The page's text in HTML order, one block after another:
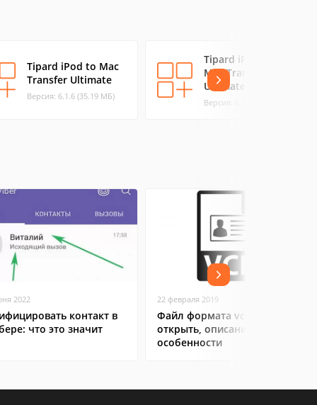
Tipard iPod to Mac
Transfer Ultimate
Версия: 6.1.6 (35.19 МБ)
Tipard iPhone 4 to
Mac Transfer
Ultimate
Версия: 6.1.6 (35.17 МБ)
2022
контакт в
что это значит
22 февраля 2019
Файл формата vcf: чем
открыть, описание,
особенности